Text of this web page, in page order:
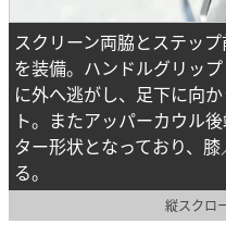
スクリーン両脇とステッ
を装備。ハンドルグリッ
に外へ逃がし、足下に向
ト。またアッパーカウル
ター形状となっており、
る。
縦スクロ